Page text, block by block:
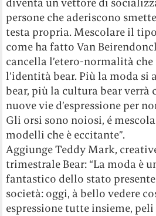
diventa un vettore di
persone che aderiscono
testa propria. Mescolare il
come ha fatto Van
cancella l’etero-normalità
l’identità bear. Più la moda
bear, più la cultura bear verrà
nuove vie d’espressione per
Gli orsi sono noiosi, é
modelli che è eccitante”.
Aggiunge Teddy Mark,
trimestrale Bear: “La moda è
fantastico dello stato
società: oggi, à bello vedere
espressione tutte insieme, peli